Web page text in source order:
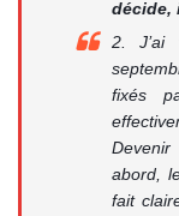
décide,
2. J’ai
fixés
abord,
fait